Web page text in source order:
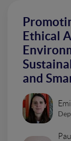
Ethical
and